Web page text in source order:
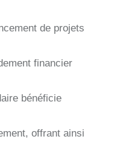
de projets
financier
bénéficie
offrant ainsi